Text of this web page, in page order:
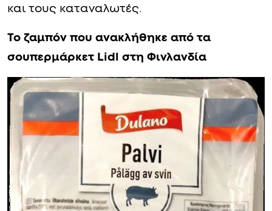
και τους καταναλωτές.
Το ζαμπόν που ανακλήθηκε από τα
σουπερμάρκετ Lidl στη Φινλανδία